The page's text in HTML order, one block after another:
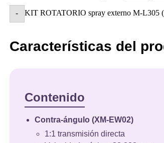
- KIT ROTATORIO spray externo M-L305
Características del
Contenido
Contra-ángulo (XM-EW02)
1:1 transmisión directa